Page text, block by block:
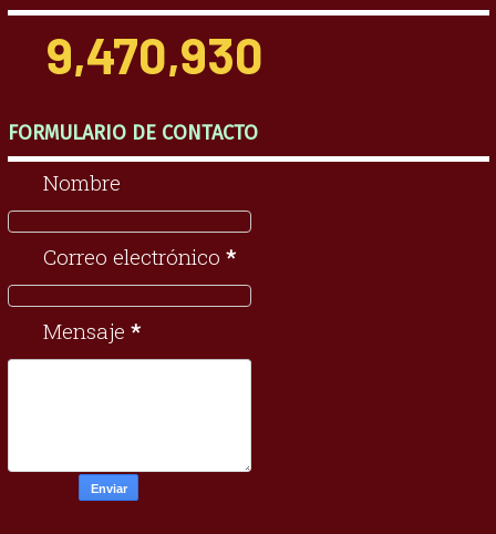
9,470,930
FORMULARIO DE CONTACTO
Nombre
Correo electrónico *
Mensaje *